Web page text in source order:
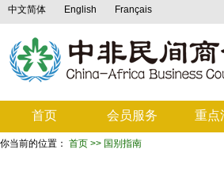
中文简体 English Français
首页 会员服务 重点
你当前的位置： 首页 >> 国别指南